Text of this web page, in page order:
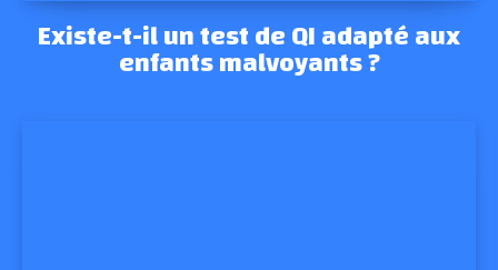
Existe-t-il un test de QI adapté aux
enfants malvoyants ?